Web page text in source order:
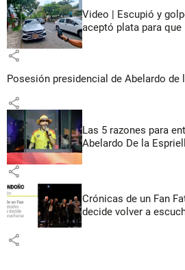
Video | Escupió y
aceptó plata para
share
Posesión presidencial de Abelardo de
share
Las 5 razones para
Abelardo De la
share
Crónicas de un Fan
decide volver a
share